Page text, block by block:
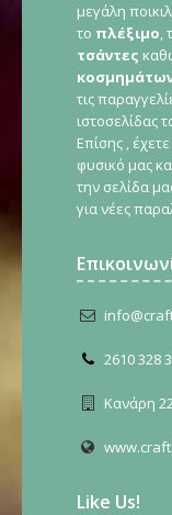
μεγάλη
το πλέξιμο,
τσάντες
τις
ιστοσελίδας
Επίσης ,
φυσικό μας
την σελίδα
για νέες
2610 328
Κανάρη
Like Us!